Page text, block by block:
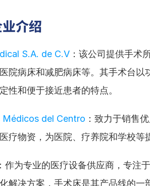
介绍
S.A. de C.V ：该公司提供手术
院病床和减肥病床等。其手术台
性和便于接近患者的特点。
Médicos del Centro ：致力于销售
疗物资，为医院、疗养院和学校等
：作为专业的医疗设备供应商，专注
解决方案，手术床是其产品线的一